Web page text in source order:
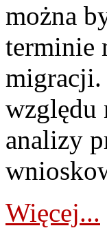
można
terminie
migracji.
względu
analizy
Więcej...